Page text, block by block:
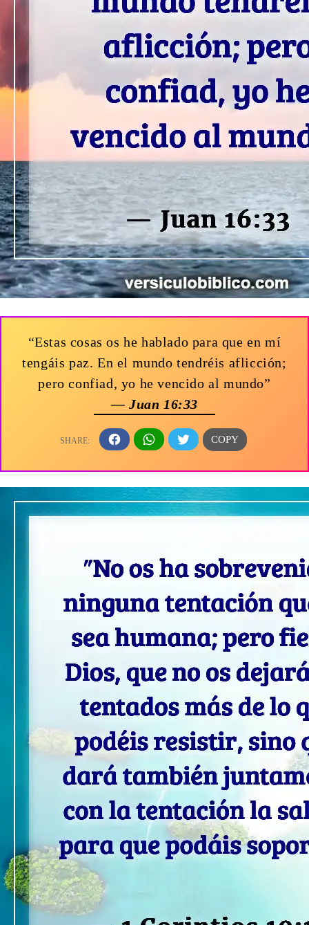
“Estas cosas os he hablado para que en mí
tengáis paz. En el mundo tendréis aflicción;
pero confiad, yo he vencido al mundo”
— Juan 16:33